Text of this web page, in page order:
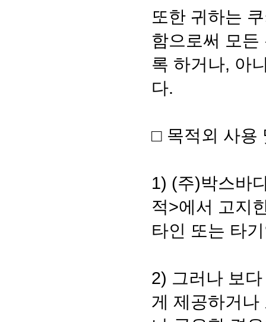
또한 귀하는
함으로써 모
록 하거나, 아
다.
□ 목적외 사용
1) (주)박스바
적>에서 고지
타인 또는 타
2) 그러나 보
게 제공하거나